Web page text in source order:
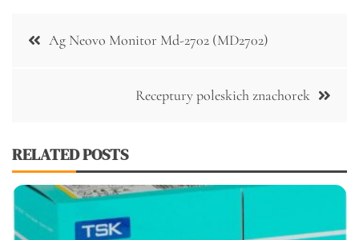
Nawigacja
Ag Neovo Monitor Md-2702 (MD2702)
Receptury poleskich znachorek
RELATED POSTS